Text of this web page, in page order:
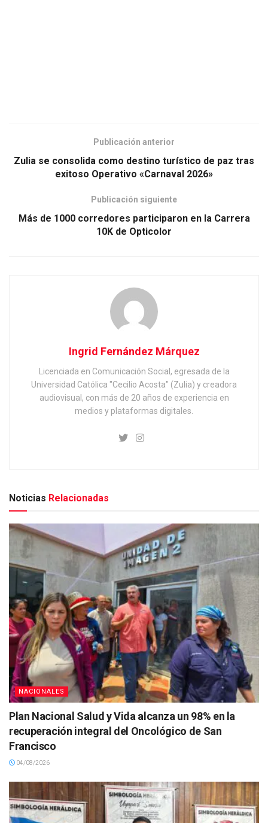
Publicación anterior
Zulia se consolida como destino turístico de paz tras
exitoso Operativo «Carnaval 2026»
Publicación siguiente
Más de 1000 corredores participaron en la Carrera
10K de Opticolor
Ingrid Fernández Márquez
Licenciada en Comunicación Social, egresada de la
Universidad Católica "Cecilio Acosta" (Zulia) y creadora
audiovisual, con más de 20 años de experiencia en
medios y plataformas digitales.
Noticias Relacionadas
NACIONALES
Plan Nacional Salud y Vida alcanza un 98% en la
recuperación integral del Oncológico de San
Francisco
04/08/2026